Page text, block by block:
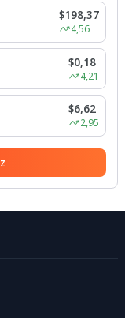
$198,37
4,56
$0,18
4,21
$6,62
2,95